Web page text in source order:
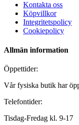
Kontakta oss
Köpvillkor
Integritetspolicy
Cookiepolicy
Allmän information
Öppettider:
Vår fysiska butik har
Telefontider:
Tisdag-Fredag kl. 9-17